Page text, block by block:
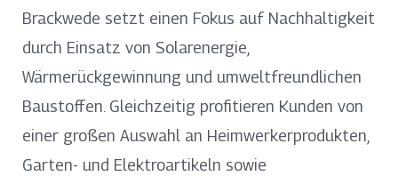
Brackwede setzt einen Fokus auf Nachhaltigkeit
durch Einsatz von Solarenergie,
Wärmerückgewinnung und umweltfreundlichen
Baustoffen. Gleichzeitig profitieren Kunden von
einer großen Auswahl an Heimwerkerprodukten,
Garten- und Elektroartikeln sowie